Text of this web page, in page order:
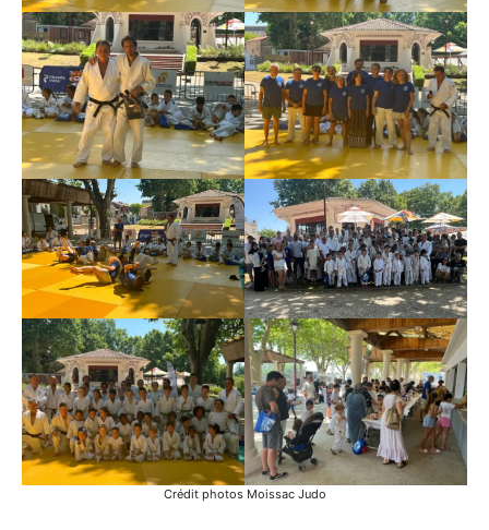
Crédit photos Moissac Judo